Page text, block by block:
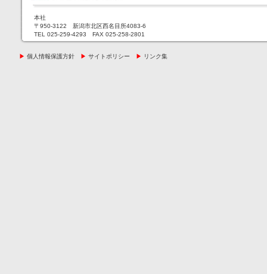
本社
〒950-3122 新潟市北区西名目所4083-6
TEL 025-259-4293 FAX 025-258-2801
▶ 個人情報保護方針 ▶ サイトポリシー ▶ リンク集